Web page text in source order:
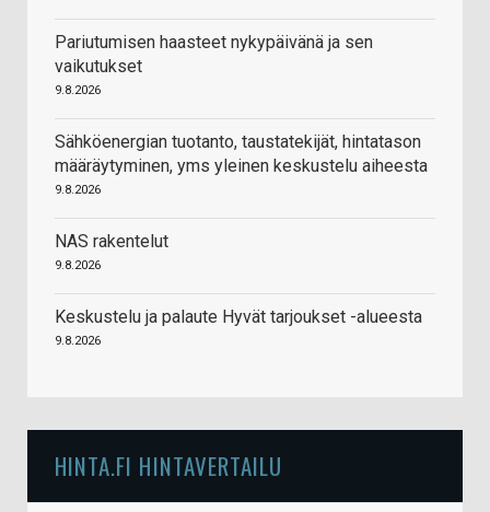
Pariutumisen haasteet nykypäivänä ja sen
vaikutukset
9.8.2026
Sähköenergian tuotanto, taustatekijät, hintatason
määräytyminen, yms yleinen keskustelu aiheesta
9.8.2026
NAS rakentelut
9.8.2026
Keskustelu ja palaute Hyvät tarjoukset -alueesta
9.8.2026
HINTA.FI HINTAVERTAILU